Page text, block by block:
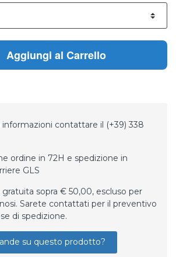
Aggiungi al Carrello
informazioni contattare il (+39) 338
ordine in 72H e spedizione in
GLS
sopra € 50,00, escluso per
Sarete contattati per il preventivo
di spedizione.
su questo prodotto?